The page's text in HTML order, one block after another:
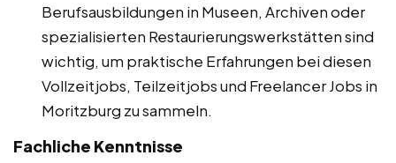
Berufsausbildungen in Museen, Archiven oder
spezialisierten Restaurierungswerkstätten sind
wichtig, um praktische Erfahrungen bei diesen
Vollzeitjobs, Teilzeitjobs und Freelancer Jobs in
Moritzburg zu sammeln.
Fachliche Kenntnisse